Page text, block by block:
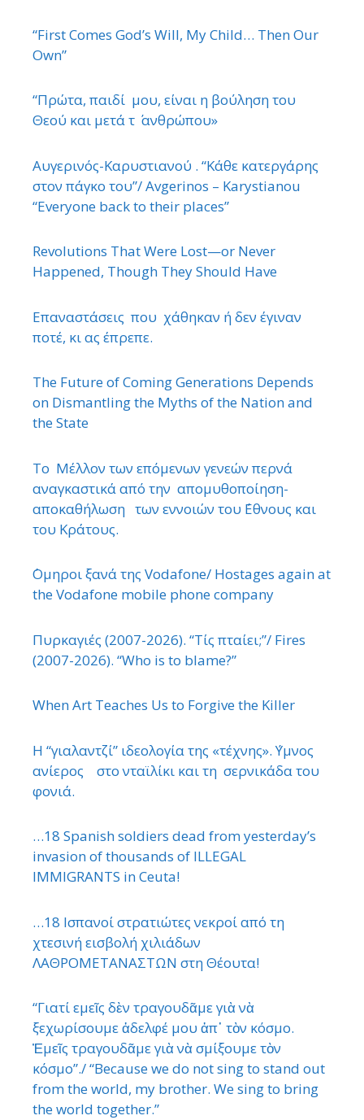
“First Comes God’s Will, My Child… Then Our
Own”
“Πρώτα, παιδί μου, είναι η βούληση του
Θεού και μετά τ ΄ ανθρώπου»
Αυγερινός-Καρυστιανού . “Κάθε κατεργάρης
στον πάγκο του”/ Avgerinos – Karystianou
“Εveryone back to their places”
Revolutions That Were Lost—or Never
Happened, Though They Should Have
Επαναστάσεις που χάθηκαν ή δεν έγιναν
ποτέ, κι ας έπρεπε.
The Future of Coming Generations Depends
on Dismantling the Myths of the Nation and
the State
Το Μέλλον των επόμενων γενεών περνά
αναγκαστικά από την απομυθοποίηση-
αποκαθήλωση των εννοιών του ΄Εθνους και
του Κράτους.
΄Ομηροι ξανά της Vodafone/ Hostages again at
the Vodafone mobile phone company
Πυρκαγιές (2007-2026). “Τίς πταίει;”/ Fires
(2007-2026). “Who is to blame?”
When Art Teaches Us to Forgive the Killer
Η “γιαλαντζί” ιδεολογία της «τέχνης». ΄Υμνος
ανίερος στο νταϊλίκι και τη σερνικάδα του
φονιά.
…18 Spanish soldiers dead from yesterday’s
invasion of thousands of ILLEGAL
IMMIGRANTS in Ceuta!
…18 Ισπανοί στρατιώτες νεκροί από τη
χτεσινή εισβολή χιλιάδων
ΛΑΘΡΟΜΕΤΑΝΑΣΤΩΝ στη Θέουτα!
“Γιατί εμεῖς δὲν τραγουδᾶμε γιὰ νὰ
ξεχωρίσουμε ἀδελφέ μου ἀπ᾿ τὸν κόσμο.
Ἐμεῖς τραγουδᾶμε γιὰ νὰ σμίξουμε τὸν
κόσμο”./ “Because we do not sing to stand out
from the world, my brother. We sing to bring
the world together.”